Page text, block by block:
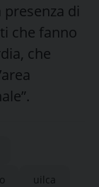
di
che fanno
che
uilca